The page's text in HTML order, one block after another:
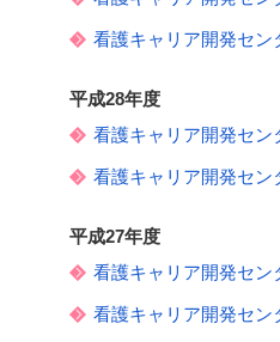
看護キャリア開発セン
平成28年度
看護キャリア開発セン
看護キャリア開発セン
平成27年度
看護キャリア開発セン
看護キャリア開発セン